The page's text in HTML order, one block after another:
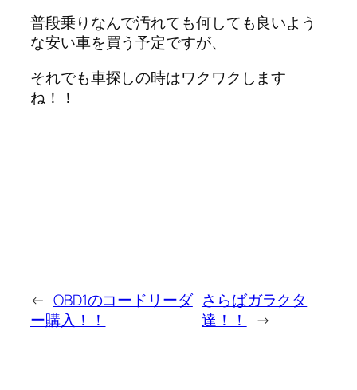
普段乗りなんで汚れても何しても良いよう
な安い車を買う予定ですが、
それでも車探しの時はワクワクします
ね！！
← OBD1のコードリーダ
ー購入！！
さらばガラクタ
達！！
→